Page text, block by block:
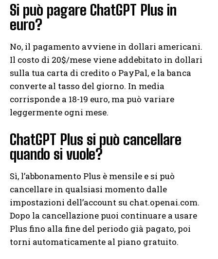
Si può pagare ChatGPT Plus in
euro?
No, il pagamento avviene in dollari americani.
Il costo di 20$/mese viene addebitato in dollari
sulla tua carta di credito o PayPal, e la banca
converte al tasso del giorno. In media
corrisponde a 18-19 euro, ma può variare
leggermente ogni mese.
ChatGPT Plus si può cancellare
quando si vuole?
Sì, l’abbonamento Plus è mensile e si può
cancellare in qualsiasi momento dalle
impostazioni dell’account su chat.openai.com.
Dopo la cancellazione puoi continuare a usare
Plus fino alla fine del periodo già pagato, poi
torni automaticamente al piano gratuito.